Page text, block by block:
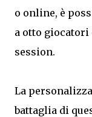
o online, è
a otto
session.
La
battaglia di